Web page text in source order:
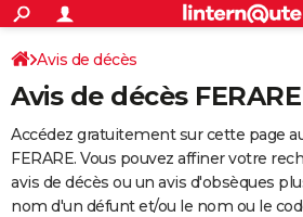
ACTUALITÉS
Politique
Société
Faits Divers
Education
Monde
Villes
+
SPORT
Coupe du monde 2026
Football
Tennis
Cyclisme
Rugby
Forum
Programme TV
TNT
Streaming
Cinéma
Sorties cinéma
Musique
+
FINANCE
Retraite
Epargne
Immobilier
Risques naturels par ville
Banque
Assurance
AUTO
Avis de décès
Avis de décès FERARE
Accédez gratuitement sur cette page
FERARE. Vous pouvez affiner votre
avis de décès ou un avis d'obsèques
nom d'un défunt et/ou le nom ou le